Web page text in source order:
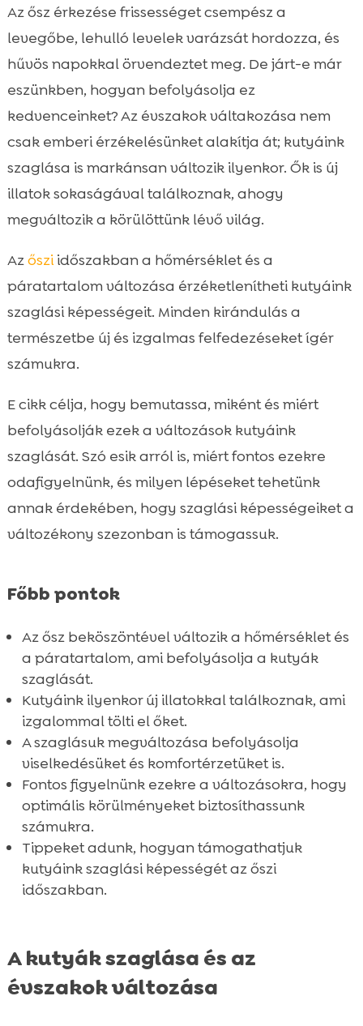
 A kutyák szaglása és az évszakok
változása
 Miért fontos a kutya szaglása?
Hogyan változik a kutya szaglása az
ősszel?
szaglására
 Kutyák őszi szaglásváltozásának jelei
 A kutya viselkedése az őszi hónapokban

Tippek a kutya szaglásának stimulálására
Kutyák szaglása és a táplálkozás
CricksyDog kutyaeledel és a szaglás
változása
 Környezeti változások és az allergiák
 Állatorvosi tanácsok az őszi időszakra
Mit tehetünk, hogy segítsük a kutya
szaglását ősszel?
 Gyakori kérdések a kutya szaglásával
kapcsolatban
 Összefoglaló
 FAQ
Az ősz érkezése frissességet csempész a
levegőbe, lehulló levelek varázsát hordozza, és
hűvös napokkal örvendeztet meg. De járt-e már
eszünkben, hogyan befolyásolja ez
kedvenceinket? Az évszakok váltakozása nem
csak emberi érzékelésünket alakítja át; kutyáink
szaglása is markánsan változik ilyenkor. Ők is új
illatok sokaságával találkoznak, ahogy
megváltozik a körülöttünk lévő világ.
Azősziidőszakban a hőmérséklet és a
páratartalom változása érzéketlenítheti kutyáink
szaglási képességeit. Minden kirándulás a
természetbe új és izgalmas felfedezéseket ígér
számukra.
E cikk célja, hogy bemutassa, miként és miért
befolyásolják ezek a változások kutyáink
szaglását. Szó esik arról is, miért fontos ezekre
odafigyelnünk, és milyen lépéseket tehetünk
annak érdekében, hogy szaglási képességeiket a
változékony szezonban is támogassuk.
Főbb pontok
Az ősz beköszöntével változik a hőmérséklet és
a páratartalom, ami befolyásolja a kutyák
szaglását.
Kutyáink ilyenkor új illatokkal találkoznak, ami
izgalommal tölti el őket.
A szaglásuk megváltozása befolyásolja
viselkedésüket és komfortérzetüket is.
Fontos figyelnünk ezekre a változásokra, hogy
optimális körülményeket biztosíthassunk
számukra.
Tippeket adunk, hogyan támogathatjuk
kutyáink szaglási képességét az őszi
időszakban.
A kutyák szaglása és az
évszakok változása